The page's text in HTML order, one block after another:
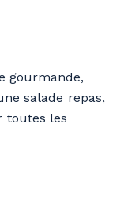
gourmande,
salade repas,
toutes les